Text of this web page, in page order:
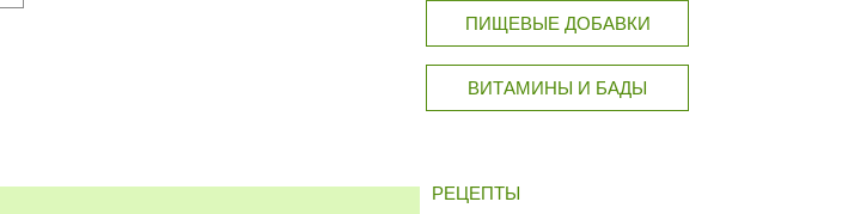
ПИЩЕВЫЕ ДОБАВКИ
ВИТАМИНЫ И БАДЫ
РЕЦЕПТЫ